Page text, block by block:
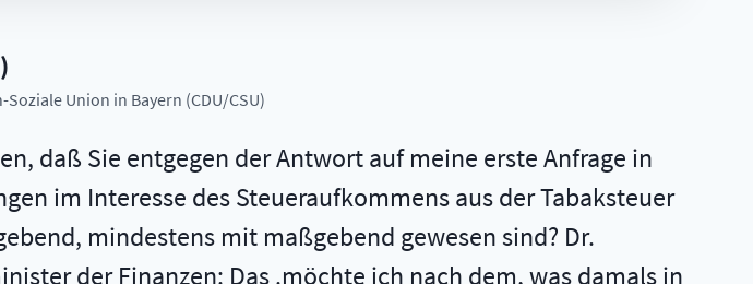
)
Union in Bayern (CDU/CSU)
daß Sie entgegen der Antwort auf meine erste Anfrage in
im Interesse des Steueraufkommens aus der Tabaksteuer
mindestens mit maßgebend gewesen sind? Dr.
der Finanzen: Das .möchte ich nach dem, was damals in